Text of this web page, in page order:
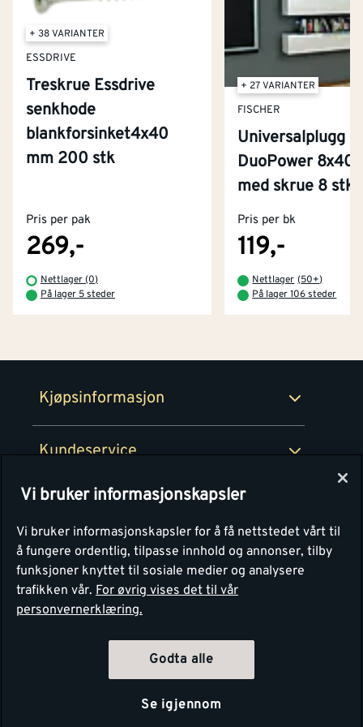
+ 38 VARIANTER
ESSDRIVE
Treskrue Essdrive
senkhode
blankforsinket4x40
mm 200 stk
Pris per pak
269,-
Nettlager (0)
På lager 5 steder
+ 27 VARIANTER
FISCHER
Universalplugg
DuoPower 8x40
med skrue 8 stk
Pris per bk
119,-
Nettlager (50+)
På lager 106 steder
Kjøpsinformasjon
Kjøpsbetingelser
Retur- og angrerettsskjema
Kundeservice
Tjenester
Montér Klubb
Montér
Byggevarehus og åpningstider
Prismatch
Personvern
Vi bruker informasjonskapsler
Vi bruker informasjonskapsler for å få nettstedet vårt til
å fungere ordentlig, tilpasse innhold og annonser, tilby
funksjoner knyttet til sosiale medier og analysere
trafikken vår. For øvrig vises det til vår
personvernerklæring.
Godta alle
Se igjennom